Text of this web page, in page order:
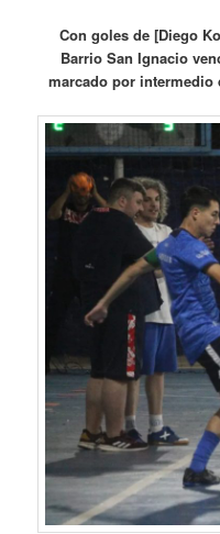
Con goles de [Diego
Barrio San Ignacio
marcado por